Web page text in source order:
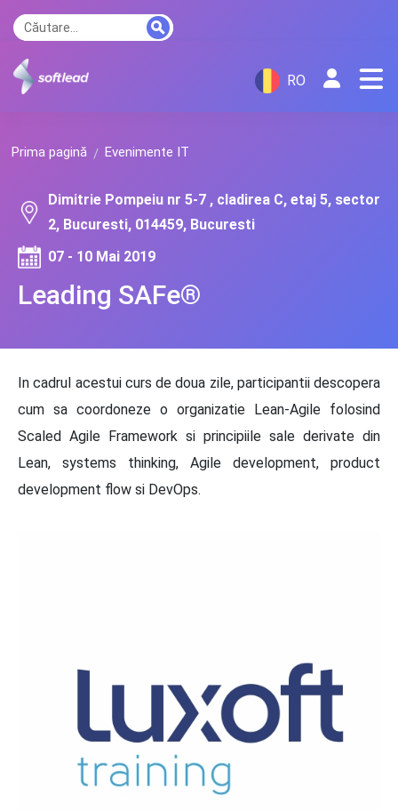
RO
Prima pagină Evenimente IT
Leading SAFe®
Dimitrie Pompeiu nr 5-7 , cladirea C, etaj 5, sector
2, Bucuresti, 014459, Bucuresti
07 - 10 Mai 2019
In cadrul acestui curs de doua zile, participantii descopera
cum sa coordoneze o organizatie Lean-Agile folosind
Scaled Agile Framework si principiile sale derivate din
Lean, systems thinking, Agile development, product
development flow si DevOps.